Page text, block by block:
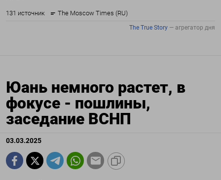
Юань немного растет, в
фокусе - пошлины,
заседание ВСНП
03.03.2025